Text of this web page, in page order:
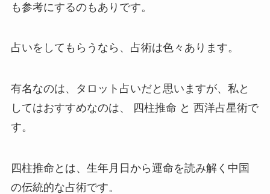
も参考にするのもありです。
占いをしてもらうなら、占術は色々あります。
有名なのは、タロット占いだと思いますが、私と
してはおすすめなのは、 四柱推命 と 西洋占星術で
す。
四柱推命とは、生年月日から運命を読み解く中国
の伝統的な占術です。